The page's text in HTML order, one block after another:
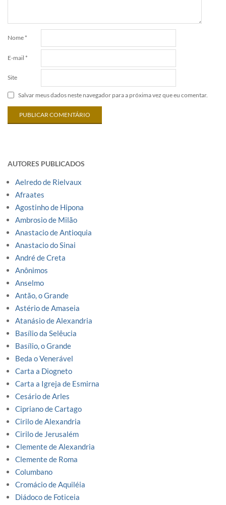
Nome *
E-mail *
Site
Salvar meus dados neste navegador para a próxima vez que eu comentar.
AUTORES PUBLICADOS
Aelredo de Rielvaux
Afraates
Agostinho de Hipona
Ambrosio de Milão
Anastacio de Antioquia
Anastacio do Sinai
André de Creta
Anônimos
Anselmo
Antão, o Grande
Astério de Amaseia
Atanásio de Alexandria
Basílio da Selêucia
Basílio, o Grande
Beda o Venerável
Carta a Diogneto
Carta a Igreja de Esmirna
Cesário de Arles
Cipriano de Cartago
Cirilo de Alexandria
Cirilo de Jerusalém
Clemente de Alexandria
Clemente de Roma
Columbano
Cromácio de Aquiléia
Diádoco de Foticeia